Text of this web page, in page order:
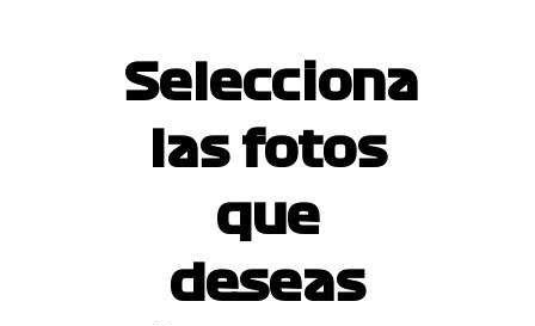
Selecciona
las fotos
que
deseas